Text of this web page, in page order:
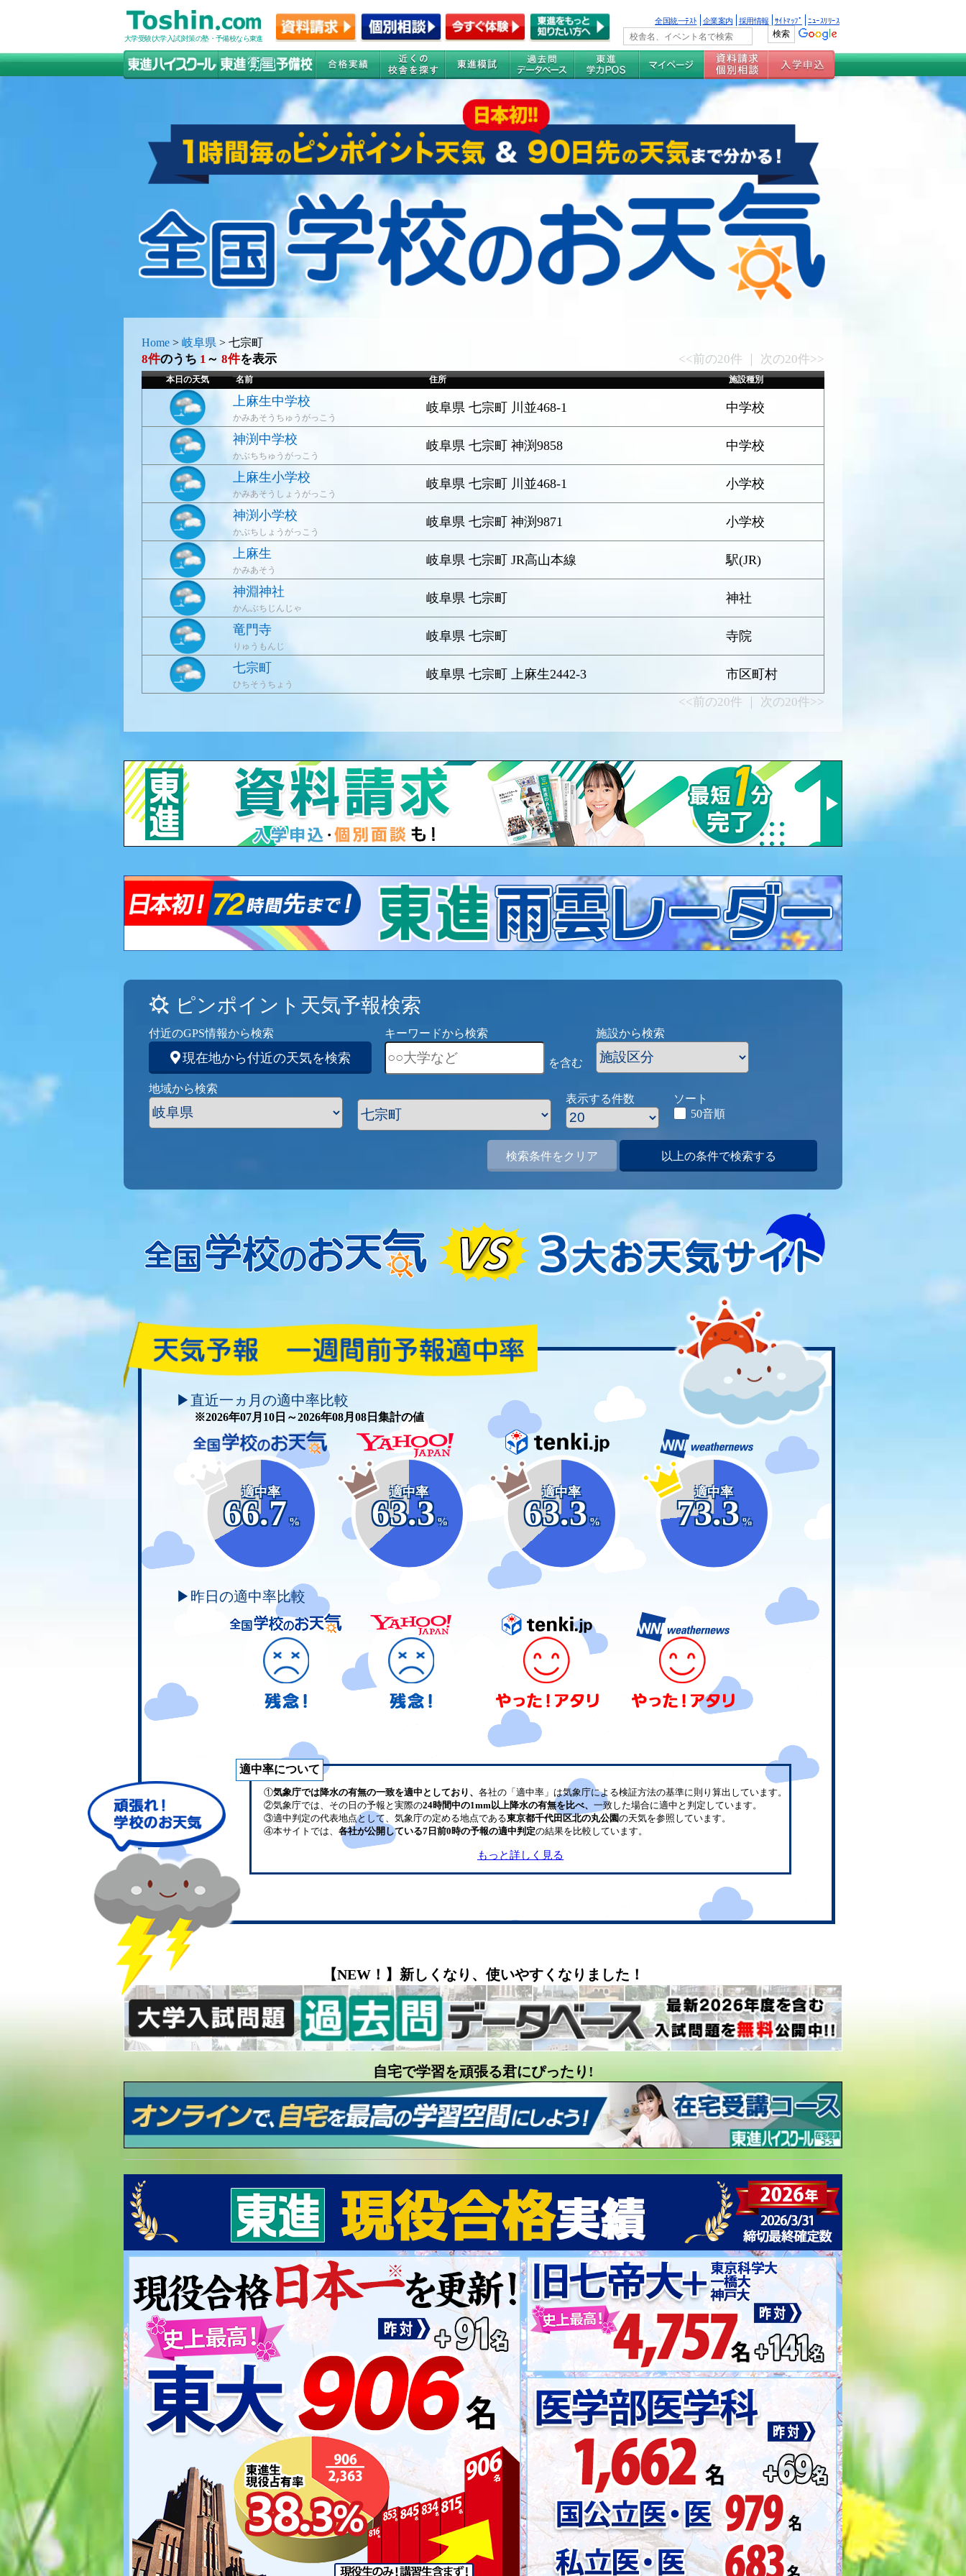
大学受験(大学入試)対策の塾・予備校なら東進
全国統一ﾃｽﾄ 企業案内 採用情報 ｻｲﾄﾏｯﾌﾟ ﾆｭｰｽﾘﾘｰｽ
Home > 岐阜県 > 七宗町
8件のうち 1 ～ 8件を表示 <<前の20件 ｜ 次の20件>>
本日の天気 名前 住所 施設種別
上麻生中学校
かみあそうちゅうがっこう
岐阜県 七宗町 川並468-1 中学校
神渕中学校
かぶちちゅうがっこう
岐阜県 七宗町 神渕9858 中学校
上麻生小学校
かみあそうしょうがっこう
岐阜県 七宗町 川並468-1 小学校
神渕小学校
かぶちしょうがっこう
岐阜県 七宗町 神渕9871 小学校
上麻生
かみあそう
岐阜県 七宗町 JR高山本線 駅(JR)
神淵神社
かんぶちじんじゃ
岐阜県 七宗町 神社
竜門寺
りゅうもんじ
岐阜県 七宗町 寺院
七宗町
ひちそうちょう
岐阜県 七宗町 上麻生2442-3 市区町村
<<前の20件 ｜ 次の20件>>
ピンポイント天気予報検索
付近のGPS情報から検索
現在地から付近の天気を検索
キーワードから検索
を含む
施設から検索
地域から検索
表示する件数
ソート
50音順
検索条件をクリア 以上の条件で検索する
頑張れ！学校のお天気
▶直近一ヵ月の適中率比較
※2026年07月10日～2026年08月08日集計の値
適中率
66.7
%
適中率
63.3
%
適中率
63.3
%
適中率
73.3
%
▶昨日の適中率比較
適中率について
①気象庁では降水の有無の一致を適中としており、 各社の「適中率」は気象庁による検証方法の基準に則り算出しています。
②気象庁では、その日の予報と実際の24時間中の1mm以上降水の有無を比べ、 一致した場合に適中と判定しています。
③適中判定の代表地点として、気象庁の定める地点である東京都千代田区北の丸公園の天気を参照しています。
④本サイトでは、 各社が公開している7日前0時の予報の適中判定の結果を比較しています。
もっと詳しく見る
【NEW！】新しくなり、使いやすくなりました！
自宅で学習を頑張る君にぴったり!